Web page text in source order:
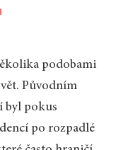
podobami
Původním
byl pokus
po rozpadlé